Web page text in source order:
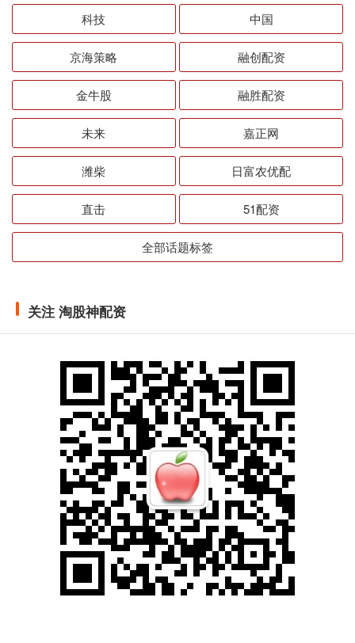
科技 中国
京海策略 融创配资
金牛股 融胜配资
未来 嘉正网
潍柴 日富农优配
直击 51配资
全部话题标签
关注 淘股神配资